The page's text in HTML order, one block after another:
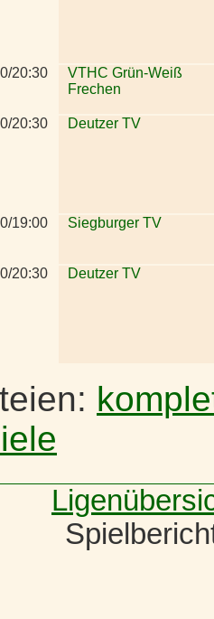
20:30
VTHC Grün-Weiß
Frechen
20:30 Deutzer TV
19:00 Siegburger TV
20:30 Deutzer TV